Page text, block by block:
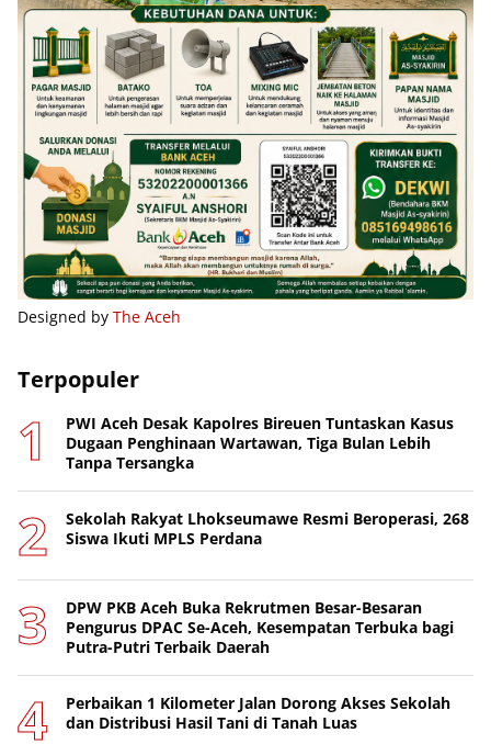
Designed by The Aceh
Terpopuler
PWI Aceh Desak Kapolres Bireuen Tuntaskan Kasus
Dugaan Penghinaan Wartawan, Tiga Bulan Lebih
Tanpa Tersangka
Sekolah Rakyat Lhokseumawe Resmi Beroperasi, 268
Siswa Ikuti MPLS Perdana
DPW PKB Aceh Buka Rekrutmen Besar-Besaran
Pengurus DPAC Se-Aceh, Kesempatan Terbuka bagi
Putra-Putri Terbaik Daerah
Perbaikan 1 Kilometer Jalan Dorong Akses Sekolah
dan Distribusi Hasil Tani di Tanah Luas